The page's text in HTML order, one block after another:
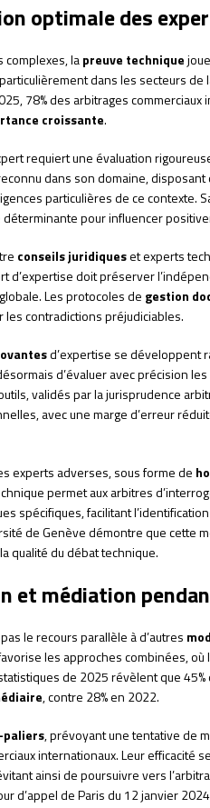
optimale des
complexes, lapreuve technique
dans les secteurs
78% des arbitrages
croissante.
requiert une évaluation
dans son domaine, disposant
particulières de ce contexte.
déterminante pour influencer
conseils juridiqueset experts
d’expertise doit préserver
Les protocoles de gestion
les contradictions préjudiciables.
d’expertise se développent
d’évaluer avec précision
validés par la jurisprudence
avec une marge d’erreur
experts adverses, sous forme de
permet aux arbitres
spécifiques, facilitant
de Genève démontre que cette
qualité du débat technique.
et médiation
pas le recours parallèle à d’autres
les approches combinées,
de 2025 révèlent que
, contre 28% en 2022.
paliers, prévoyant une tentative de
internationaux. Leur efficacité
ainsi de poursuivre vers
d’appel de Paris du 12 janvier